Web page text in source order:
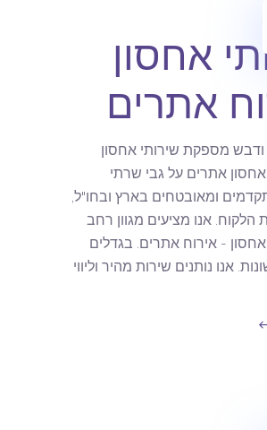
אחסון
אתרים
מספקת שירותי אחסון
אחסון אתרים על גבי שרתי
ומאובטחים בארץ ובחו"ל,
הלקוח. אנו מציעים מגוון רחב
- אירוח אתרים. בגדלים
אנו נותנים שירות מהיר וליווי